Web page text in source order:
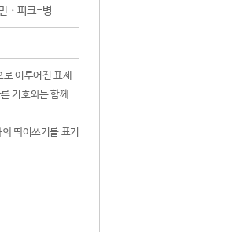
ㆍ피크-병
이루어진 표제
기호와는 함께
띄어쓰기를 표기